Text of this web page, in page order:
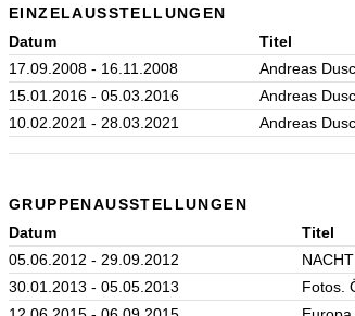
EINZELAUSSTELLUNGEN
Datum
Titel
17.09.2008 - 16.11.2008
Andreas
15.01.2016 - 05.03.2016
Andreas
10.02.2021 - 28.03.2021
Andreas
GRUPPENAUSSTELLUNGEN
Datum
Titel
05.06.2012 - 29.09.2012
NACHT
30.01.2013 - 05.05.2013
Fotos.